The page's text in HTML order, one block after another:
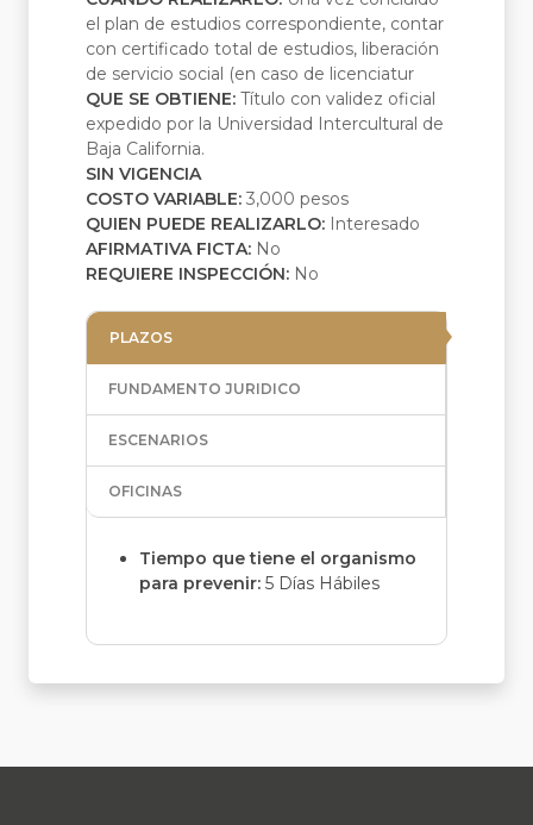
el plan de estudios correspondiente, contar
con certificado total de estudios, liberación
de servicio social (en caso de licenciatur
QUE SE OBTIENE: Título con validez oficial
expedido por la Universidad Intercultural de
Baja California.
SIN VIGENCIA
COSTO VARIABLE: 3,000 pesos
QUIEN PUEDE REALIZARLO: Interesado
AFIRMATIVA FICTA: No
REQUIERE INSPECCIÓN: No
PLAZOS
FUNDAMENTO JURIDICO
ESCENARIOS
OFICINAS
Tiempo que tiene el organismo
para prevenir: 5 Días Hábiles